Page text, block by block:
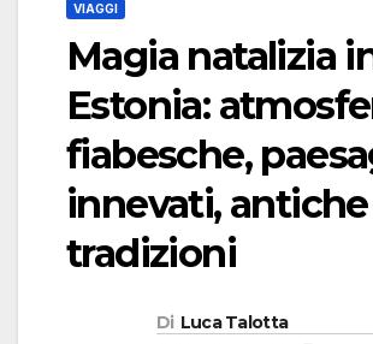
VIAGGI
Magia natalizia
Estonia:
fiabesche,
innevati, antiche
tradizioni
Di Luca Talotta